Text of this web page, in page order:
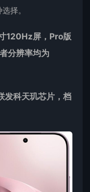
择。
120Hz屏，Pro版
分辨率均为
发科天玑芯片，档